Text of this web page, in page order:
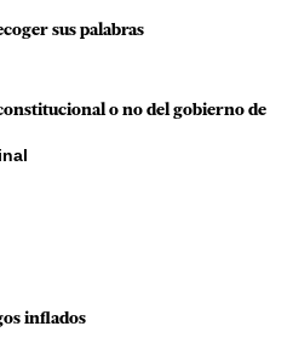
sus palabras
o no del gobierno de
inflados